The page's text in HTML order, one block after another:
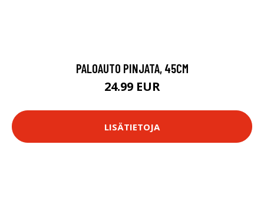
PALOAUTO PINJATA, 45CM
24.99 EUR
LISÄTIETOJA